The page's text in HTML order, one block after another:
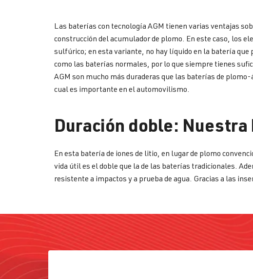
Las baterías con tecnología AGM tienen varias ventajas
construcción del acumulador de plomo. En este caso, los
sulfúrico; en esta variante, no hay líquido en la batería que
como las baterías normales, por lo que siempre tienes
AGM son mucho más duraderas que las baterías de
cual es importante en el automovilismo.
Duración doble:
En esta batería de iones de litio, en lugar de plomo
vida útil es el doble que la de las baterías tradicionales.
resistente a impactos y a prueba de agua. Gracias a las